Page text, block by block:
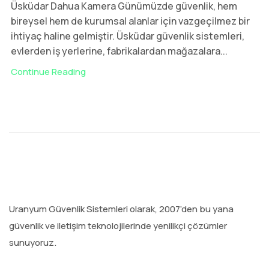
Üsküdar Dahua Kamera Günümüzde güvenlik, hem
bireysel hem de kurumsal alanlar için vazgeçilmez bir
ihtiyaç haline gelmiştir. Üsküdar güvenlik sistemleri,
evlerden iş yerlerine, fabrikalardan mağazalara...
Continue Reading
Uranyum Güvenlik Sistemleri olarak, 2007’den bu yana
güvenlik ve iletişim teknolojilerinde yenilikçi çözümler
sunuyoruz.